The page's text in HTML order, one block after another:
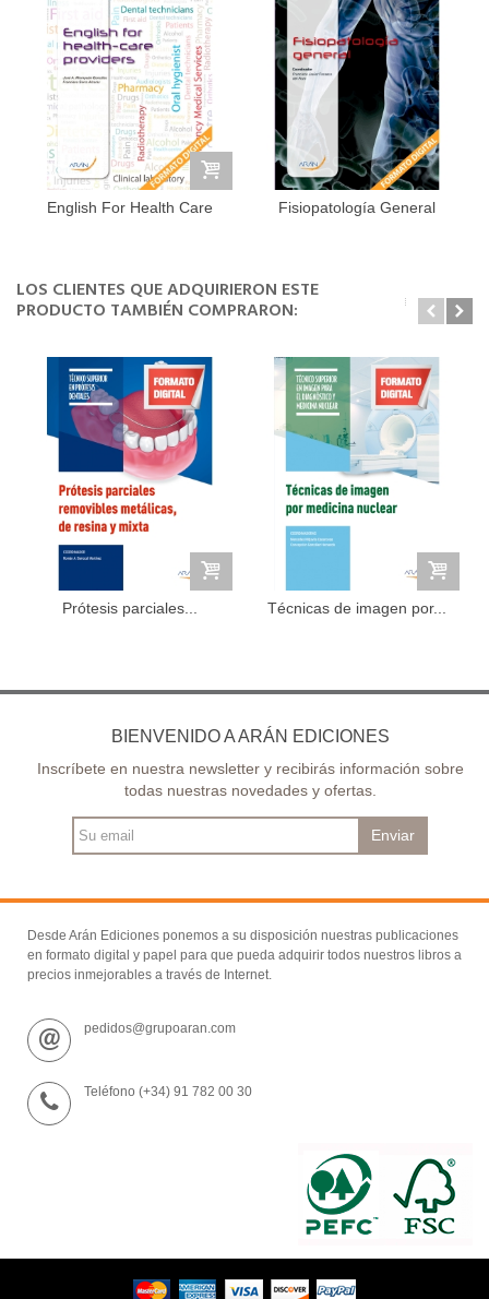
English For Health Care
Fisiopatología General
LOS CLIENTES QUE ADQUIRIERON ESTE
PRODUCTO TAMBIÉN COMPRARON:
Prótesis parciales... Técnicas de imagen por...
BIENVENIDO A ARÁN EDICIONES
Inscríbete en nuestra newsletter y recibirás información sobre
todas nuestras novedades y ofertas.
Enviar
Desde Arán Ediciones ponemos a su disposición nuestras publicaciones
en formato digital y papel para que pueda adquirir todos nuestros libros a
precios inmejorables a través de Internet.
pedidos@grupoaran.com
Teléfono (+34) 91 782 00 30